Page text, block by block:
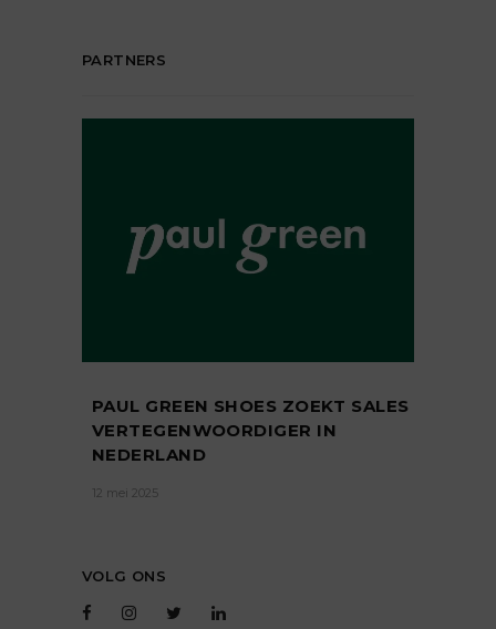
PARTNERS
PAUL GREEN SHOES ZOEKT SALES
VERTEGENWOORDIGER IN
NEDERLAND
12 mei 2025
VOLG ONS